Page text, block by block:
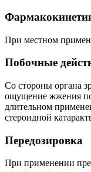
При местном
Побочные
Со стороны органа
ощущение жжения
длительном
стероидной
Передозировка
При применении